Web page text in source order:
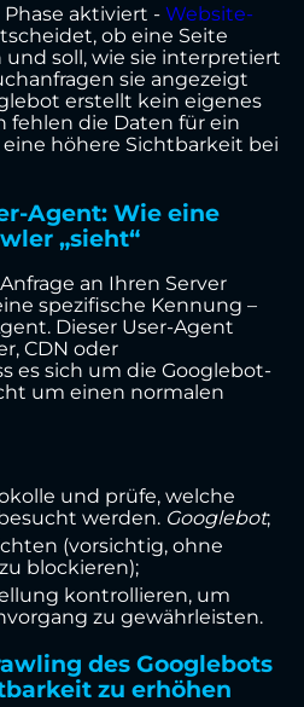
aktiviert - Website-
ob eine Seite
soll, wie sie interpretiert
sie angezeigt
erstellt kein eigenes
fehlen die Daten für ein
höhere Sichtbarkeit bei
Agent: Wie eine
„sieht“
an Ihren Server
spezifische Kennung –
Dieser User-Agent
CDN oder
es sich um die Googlebot-
um einen normalen
und prüfe, welche
werden. Googlebot;
(vorsichtig, ohne
blockieren);
kontrollieren, um
zu gewährleisten.
des Googlebots
zu erhöhen